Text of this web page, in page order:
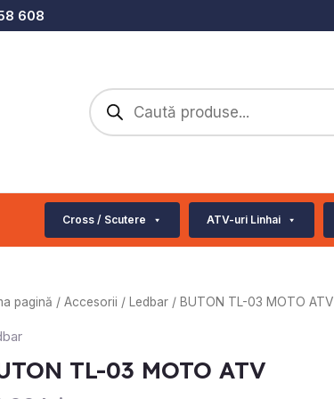
608
Products
search
Cross / Scutere ATV-uri Linhai
pagină / Accesorii / Ledbar / BUTON TL-03 MOTO ATV
TL-03 MOTO ATV